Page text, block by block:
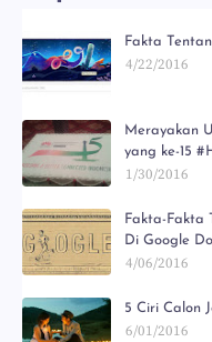
Fakta
4/22/2016
Merayakan
yang ke-15
1/30/2016
Fakta-Fakta
Di Google
4/06/2016
5 Ciri Calon
6/01/2016